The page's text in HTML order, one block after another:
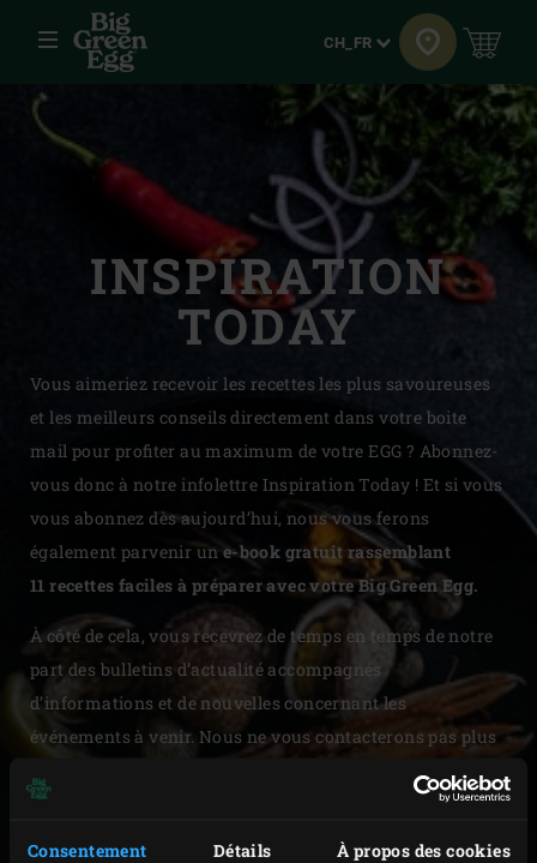
Consentement Détails À propos des cookies
Menu Langue
CH_FR
INSPIRATION
TODAY
Vous aimeriez recevoir les recettes les plus savoureuses
et les meilleurs conseils directement dans votre boite
mail pour profiter au maximum de votre EGG ? Abonnez-
vous donc à notre infolettre Inspiration Today ! Et si vous
vous abonnez dès aujourd’hui, nous vous ferons
également parvenir un e-book gratuit rassemblant
11 recettes faciles à préparer avec votre Big Green Egg.
À côté de cela, vous recevrez de temps en temps de notre
part des bulletins d’actualité accompagnés
d’informations et de nouvelles concernant les
événements à venir. Nous ne vous contacterons pas plus
d’une fois par semaine. Vous ne souhaitez plus recevoir
Inspiration Today ? Aucun souci, vous pouvez très